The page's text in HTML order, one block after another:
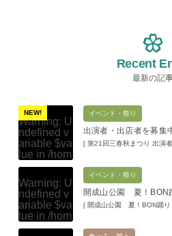
Recent
最新の記
NEW!
Warning: U
ndefined v
ariable $va
lue in /hom
e/xs11945
9/miharuko
ma.com/pu
blic_html/w
p-content/t
hemes/mih
aru/templat
イベント・祭り
出演者・出店者を募集
[ 第21回三春秋まつり 出演
Warning: U
ndefined v
ariable $va
lue in /hom
e/xs11945
イベント・祭り
開成山公園 夏！BON
[ 開成山公園 夏！BON踊り